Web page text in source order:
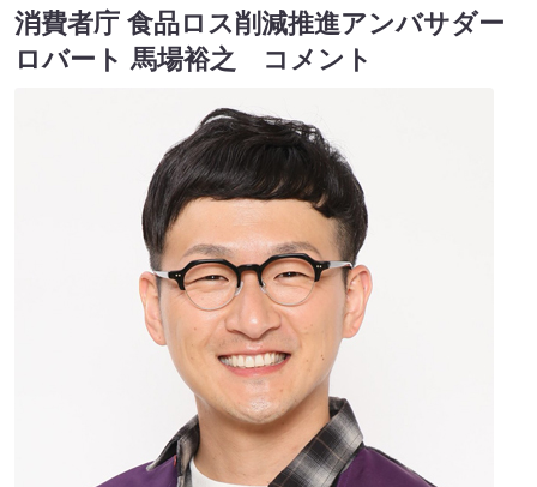
消費者庁 食品ロス削減推進アンバサダー
ロバート 馬場裕之 コメント